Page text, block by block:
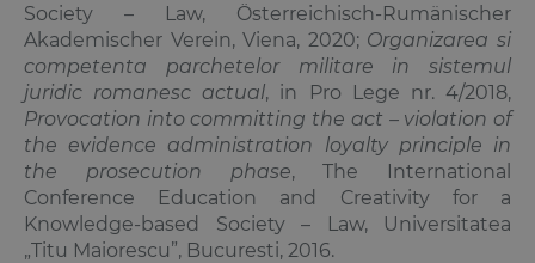
Society – Law, Österreichisch-Rumänischer
Akademischer Verein, Viena, 2020; Organizarea si
competenta parchetelor militare in sistemul
juridic romanesc actual, in Pro Lege nr. 4/2018,
Provocation into committing the act – violation of
the evidence administration loyalty principle in
the prosecution phase, The International
Conference Education and Creativity for a
Knowledge-based Society – Law, Universitatea
„Titu Maiorescu”, Bucuresti, 2016.